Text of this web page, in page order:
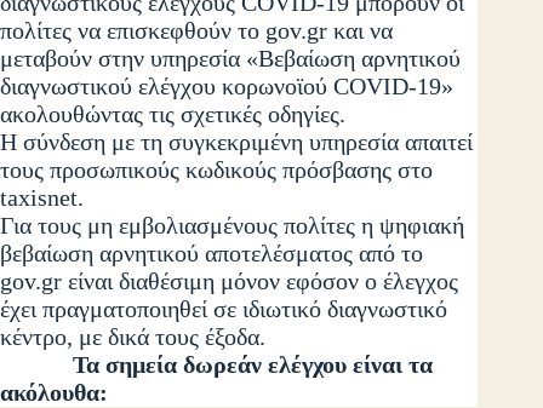
πολίτες να επισκεφθούν το gov.gr και να
μεταβούν στην υπηρεσία «Βεβαίωση αρνητικού
διαγνωστικού ελέγχου κορωνοϊού COVID-19»
ακολουθώντας τις σχετικές οδηγίες.
Η σύνδεση με τη συγκεκριμένη υπηρεσία απαιτεί
τους προσωπικούς κωδικούς πρόσβασης στο
taxisnet.
Για τους μη εμβολιασμένους πολίτες η ψηφιακή
βεβαίωση αρνητικού αποτελέσματος από το
gov.gr είναι διαθέσιμη μόνον εφόσον ο έλεγχος
έχει πραγματοποιηθεί σε ιδιωτικό διαγνωστικό
κέντρο, με δικά τους έξοδα.
Τα σημεία δωρεάν ελέγχου είναι τα
ακόλουθα: